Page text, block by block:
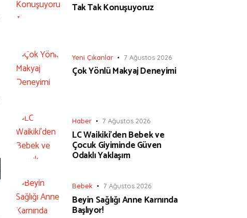
Tak Tak Konuşuyoruz
Yeni Çıkanlar 7 Ağustos 2026
Çok Yönlü Makyaj Deneyimi
Haber 7 Ağustos 2026
LC Waikiki’den Bebek ve
Çocuk Giyiminde Güven
Odaklı Yaklaşım
Bebek 7 Ağustos 2026
Beyin Sağlığı Anne Karnında
Başlıyor!